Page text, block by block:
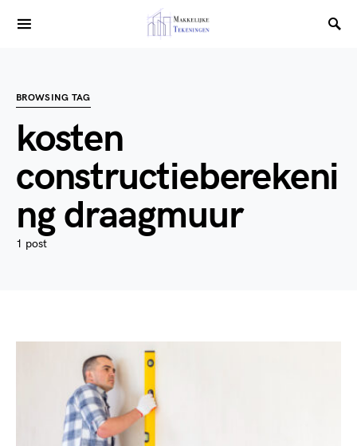
BROWSING TAG
kosten
constructieberekeni
ng draagmuur
1 post